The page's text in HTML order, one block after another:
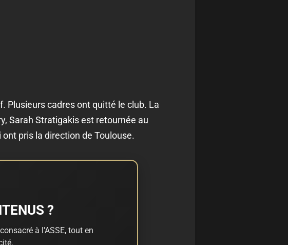
Plusieurs cadres ont quitté le club. La
Sarah Stratigakis est retournée au
pris la direction de Toulouse.
?
à l'ASSE, tout en